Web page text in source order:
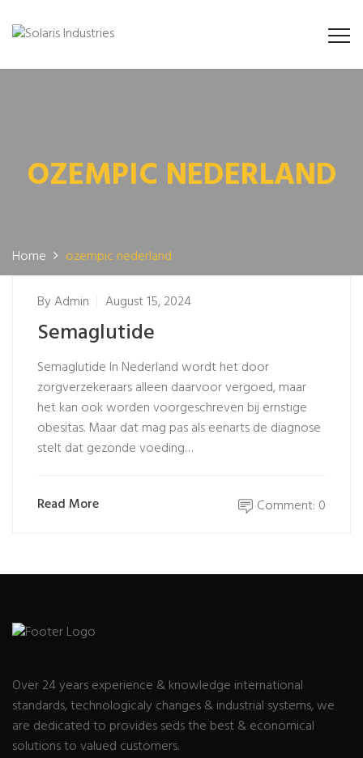
OZEMPIC NEDERLAND
Home ozempic nederland
ByAdmin August 15, 2024
Semaglutide
Semaglutide In Nederland wordt het door
zorgverzekeraars alleen daarvoor vergoed, maar
het kan ook worden voorgeschreven bij ernstige
obesitas. Maar dat mag pas als eenarts de diagnose
stelt dat gezonde voeding…
Read More Comment: 0
Over 24 years experience & knowledge international
standards, technologicaly changes & industrial systems, we
are dedicated to provides seds the best & economical
solutions to valued customers.